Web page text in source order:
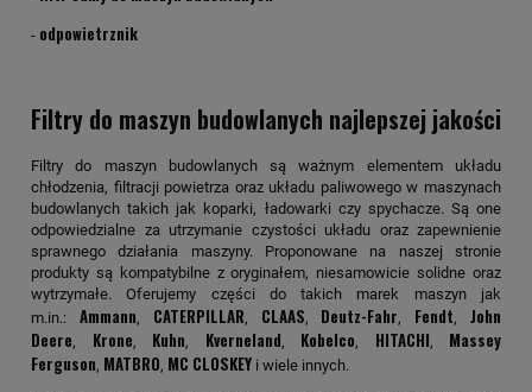
- odpowietrznik
Filtry do maszyn budowlanych najlepszej jakości
Filtry do maszyn budowlanych są ważnym elementem układu
chłodzenia, filtracji powietrza oraz układu paliwowego w maszynach
budowlanych takich jak koparki, ładowarki czy spychacze. Są one
odpowiedzialne za utrzymanie czystości układu oraz zapewnienie
sprawnego działania maszyny. Proponowane na naszej stronie
produkty są kompatybilne z oryginałem, niesamowicie solidne oraz
wytrzymałe. Oferujemy części do takich marek maszyn jak
m.in.: Ammann, CATERPILLAR, CLAAS, Deutz-Fahr, Fendt,John
Deere, Krone, Kuhn, Kverneland, Kobelco, HITACHI, Massey
Ferguson, MATBRO, MC CLOSKEY i wiele innych.